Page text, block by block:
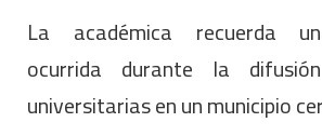
La académica recuerda
ocurrida durante la
universitarias en un municipio